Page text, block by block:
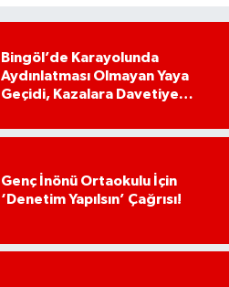
Bingöl’de Karayolunda
Aydınlatması Olmayan Yaya
Geçidi, Kazalara Davetiye
Genç İnönü Ortaokulu İçin
‘Denetim Yapılsın’ Çağrısı!